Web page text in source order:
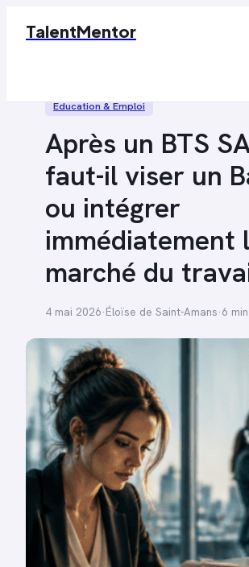
TalentMentor
Finance
Tech
Éducation & Emploi
Après un BTS
faut-il viser un
ou intégrer
immédiatement
marché du
4 mai 2026·Éloïse de Saint-Amans·6